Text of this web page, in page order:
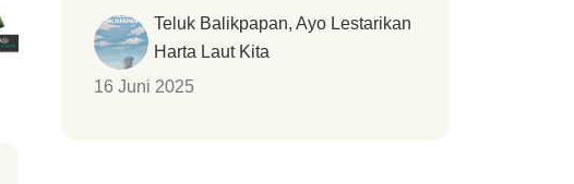
Teluk Balikpapan, Ayo Lestarikan
Harta Laut Kita
16 Juni 2025